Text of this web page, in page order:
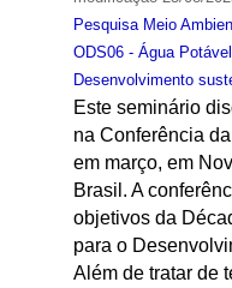
Pesquisa Meio
ODS06 - Água
Desenvolvimento
Este seminário
na Conferência
em março, em
Brasil. A
objetivos da
para o
Além de tratar de